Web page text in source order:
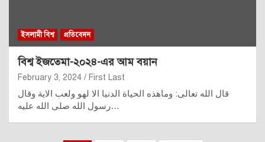
ইসলামী বিশ্ব প্রতিবেদন
বিশ্ব ইজতেমা-২০২৪-এর আম বয়ান
February 3, 2024 First Last
قال الله تعالى: وماهذه الحياة الدنيا الا لهو ولعب الاية وقال
رسول الله صلى الله عليه…